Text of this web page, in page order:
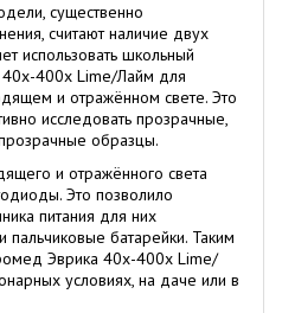
существенно
считают наличие двух
использовать школьный
400х Lime/Лайм для
и отражённом свете. Это
исследовать прозрачные,
образцы.
и отражённого света
Это позволило
питания для них
пальчиковые батарейки. Таким
Эврика 40х-400х Lime/
условиях, на даче или в